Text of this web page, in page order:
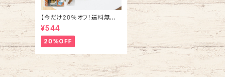
【今だけ20％オフ！送料無料】
ほぐしチキンカレー スパイス
セット 4人分
¥544
20%OFF